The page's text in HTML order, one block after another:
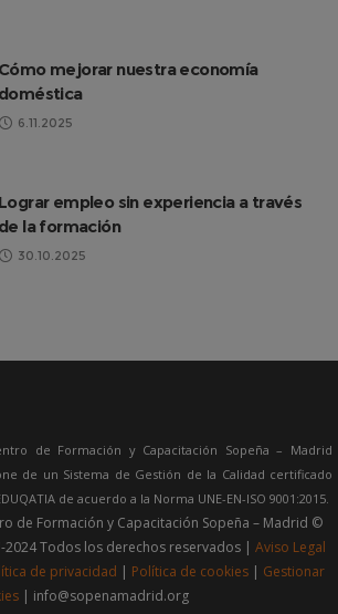
Cómo mejorar nuestra economía
doméstica
6.11.2025
Lograr empleo sin experiencia a través
de la formación
30.10.2025
de Formación y Capacitación Sopeña – Madrid
de un Sistema de Gestión de la Calidad certificado
de acuerdo a la Norma UNE-EN-ISO 9001:2015.
de Formación y Capacitación Sopeña – Madrid ©
2024 Todos los derechos reservados | Aviso Legal
de privacidad | Política de cookies| Gestionar
| info@sopenamadrid.org